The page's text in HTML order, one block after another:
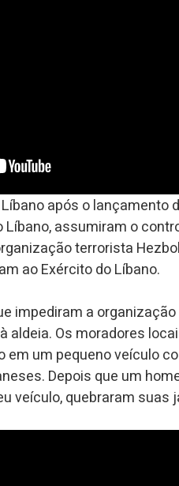
após o
Líbano, assumiram o
terrorista
ao Exército do Líbano.
impediram a
aldeia. Os moradores
em um pequeno veículo
Depois que um
veículo, quebraram suas